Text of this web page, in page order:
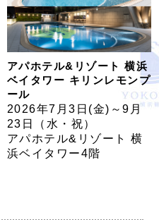
アパホテル&リゾート 横浜
ベイタワー キリンレモンプ
ール
2026年7月3日(金)～9月
23日（水・祝）
アパホテル&リゾート 横
浜ベイタワー4階